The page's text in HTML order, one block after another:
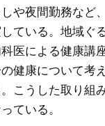
や夜間勤務など
ている。地域ぐ
医による健康講
健康について考
こうした取り組
ている。